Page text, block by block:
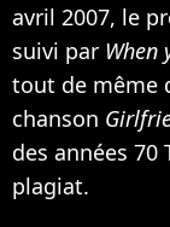
avril 2007, le
suivi par When
tout de même
chanson
des années
plagiat.